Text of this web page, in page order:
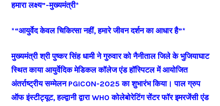
हमारा लक्ष्य”-मुख्यमंत्री*
*“आयुर्वेद केवल चिकित्सा नहीं, हमारे जीवन दर्शन का आधार है”*
मुख्यमंत्री श्री पुष्कर सिंह धामी ने गुरुवार को नैनीताल जिले के भुजियाघाट
स्थित काया आयुर्वेदिक मेडिकल कॉलेज एंड हॉस्पिटल में आयोजित
अंतर्राष्ट्रीय सम्मेलन PGICON-2025 का शुभारंभ किया। पाल ग्रुप
ऑफ इंस्टीट्यूट, हल्द्वानी द्वारा WHO कोलेबोरेटिंग सेंटर फॉर इमरजेंसी एंड